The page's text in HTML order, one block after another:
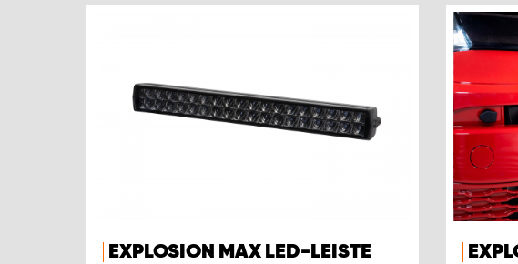
EXPLOSION MAX LED-LEISTE